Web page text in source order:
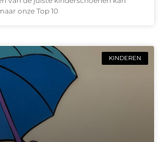
onze Top 10
KINDEREN